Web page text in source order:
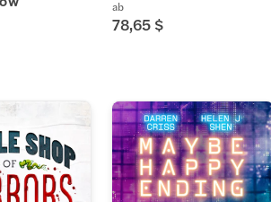
ab
78,65 $